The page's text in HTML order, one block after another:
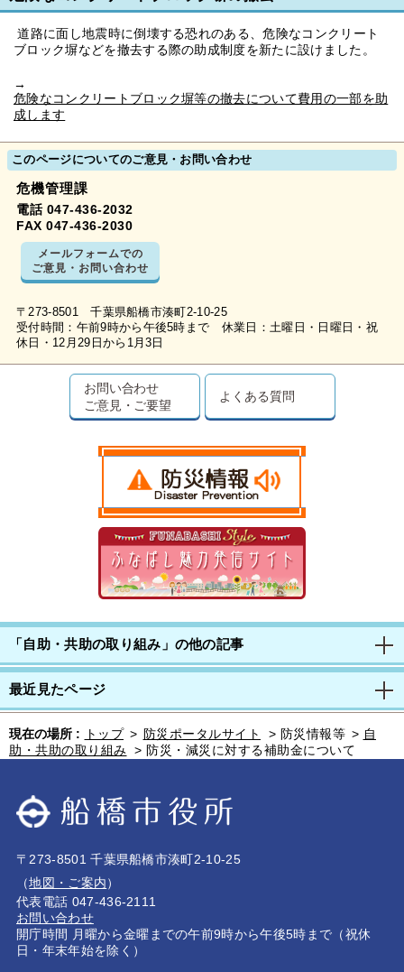
道路に面し地震時に倒壊する恐れのある、危険なコンクリート
ブロック塀などを撤去する際の助成制度を新たに設けました。
→
危険なコンクリートブロック塀等の撤去について費用の一部を助
成します
このページについてのご意見・お問い合わせ
危機管理課
電話 047-436-2032
FAX 047-436-2030
メールフォームでの
ご意見・お問い合わせ
〒273-8501 千葉県船橋市湊町2-10-25
受付時間：午前9時から午後5時まで 休業日：土曜日・日曜日・祝
休日・12月29日から1月3日
お問い合わせ
ご意見・ご要望
よくある質問
「自助・共助の取り組み」の他の記事
最近見たページ
現在の場所 : トップ > 防災ポータルサイト > 防災情報等 > 自
助・共助の取り組み > 防災・減災に対する補助金について
〒273-8501 千葉県船橋市湊町2-10-25
（地図・ご案内）
代表電話 047-436-2111
お問い合わせ
開庁時間 月曜から金曜までの午前9時から午後5時まで（祝休
日・年末年始を除く）